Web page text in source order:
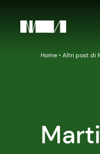
Home‣Altri post di